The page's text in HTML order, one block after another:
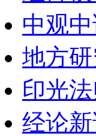
中观
地方
印光
经论